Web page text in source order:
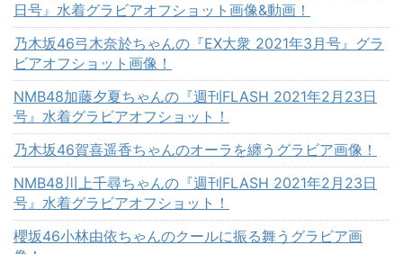
日号』水着グラビアオフショット画像&動画！
乃木坂46弓木奈於ちゃんの『EX大衆 2021年3月号』グラ
ビアオフショット画像！
NMB48加藤夕夏ちゃんの『週刊FLASH 2021年2月23日
号』水着グラビアオフショット！
乃木坂46賀喜遥香ちゃんのオーラを纏うグラビア画像！
NMB48川上千尋ちゃんの『週刊FLASH 2021年2月23日
号』水着グラビアオフショット！
櫻坂46小林由依ちゃんのクールに振る舞うグラビア画